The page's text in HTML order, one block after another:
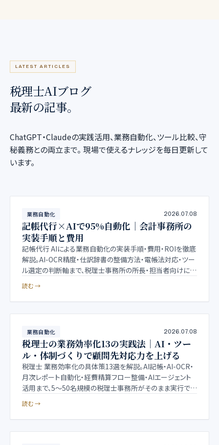
LATEST ARTICLES
税理士AIブログ
最新の記事。
ChatGPT・Claudeの実践活用、業務自動化、ツール比較、守
秘義務との両立まで。 現場で使えるナレッジを毎日更新して
います。
業務自動化 2026.07.08
記帳代行×AIで95%自動化｜会計事務所の
実装手順と費用
記帳代行 AIによる業務自動化の実装手順・費用・ROIを徹底
解説。AI-OCR精度・仕訳辞書の整備方法・電帳法対応・ツー
ル選定の判断軸まで、税理士事務所の所長・担当者向けに実
務レベルでまとめます。
読む →
業務自動化 2026.07.08
税理士の業務効率化13の実践法｜AI・ツー
ル・体制づくりで顧問先対応力を上げる
税理士 業務効率化の具体策13選を解説。AI記帳・AI-OCR・
月次レポート自動化・経費精算フロー整備・AIエージェント
活用まで、5〜50名規模の税理士事務所がそのまま実行でき
る導入ロードマップと工数削減の目安を、業務別・フェーズ
別に整理して紹介します。
読む →